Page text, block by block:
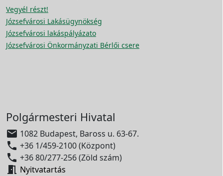
Vegyél részt!
Józsefvárosi Lakásügynökség
Józsefvárosi lakáspályázato
Józsefvárosi Önkormányzati Bérlői csere
Polgármesteri Hivatal
 1082 Budapest, Baross u. 63-67.
 +36 1/459-2100 (Központ)
 +36 80/277-256 (Zöld szám)
 Nyitvatartás